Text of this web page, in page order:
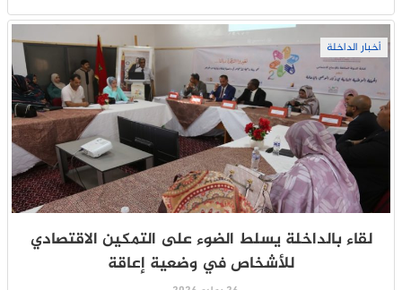
أخبار الداخلة
لقاء بالداخلة يسلط الضوء على التمكين الاقتصادي
للأشخاص في وضعية إعاقة